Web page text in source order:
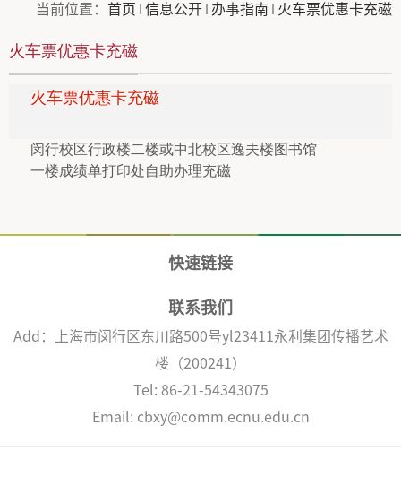
当前位置： 首页 信息公开 办事指南 火车票优惠卡充磁
火车票优惠卡充磁
火车票优惠卡充磁
闵行校区行政楼二楼或中北校区逸夫楼图书馆
一楼成绩单打印处自助办理充磁
快速链接
联系我们
Add：上海市闵行区东川路500号yl23411永利集团传播艺术
楼（200241）
Tel: 86-21-54343075
Email: cbxy@comm.ecnu.edu.cn